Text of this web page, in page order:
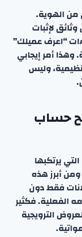
من الهوية.
لإثبات
“اعرف عميلك”
وهذا أمر إيجابي
وليس
حساب
يرتكبها
أبرز هذه
فقط دون
الفعلية. فكثير
الترويجية